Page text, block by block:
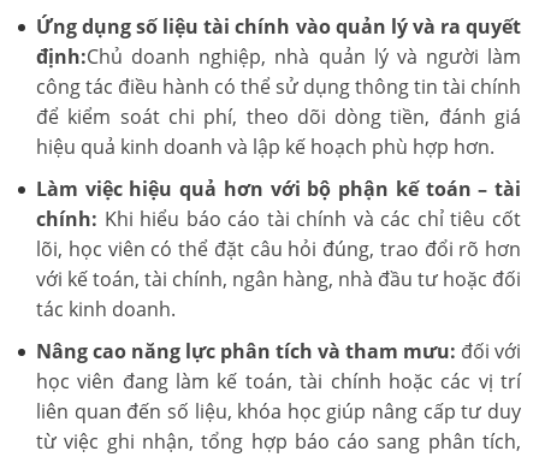
Ứng dụng số liệu tài chính vào quản lý và ra quyết
định:Chủ doanh nghiệp, nhà quản lý và người làm
công tác điều hành có thể sử dụng thông tin tài chính
để kiểm soát chi phí, theo dõi dòng tiền, đánh giá
hiệu quả kinh doanh và lập kế hoạch phù hợp hơn.
Làm việc hiệu quả hơn với bộ phận kế toán – tài
chính: Khi hiểu báo cáo tài chính và các chỉ tiêu cốt
lõi, học viên có thể đặt câu hỏi đúng, trao đổi rõ hơn
với kế toán, tài chính, ngân hàng, nhà đầu tư hoặc đối
tác kinh doanh.
Nâng cao năng lực phân tích và tham mưu: đối với
học viên đang làm kế toán, tài chính hoặc các vị trí
liên quan đến số liệu, khóa học giúp nâng cấp tư duy
từ việc ghi nhận, tổng hợp báo cáo sang phân tích,